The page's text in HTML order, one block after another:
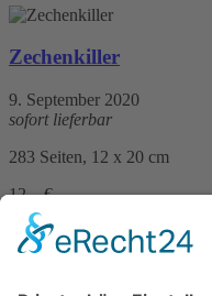
Zechenkiller
9. September 2020
sofort lieferbar
283 Seiten, 12 x 20 cm
12,– €
mehr Infos …